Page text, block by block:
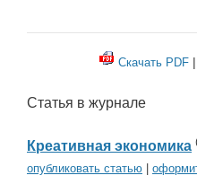
Скачать PDF
Статья в журнале
Креативная экономика
опубликовать статью